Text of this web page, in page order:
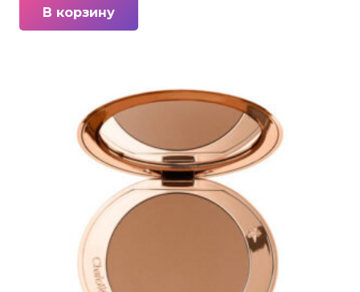
В корзину